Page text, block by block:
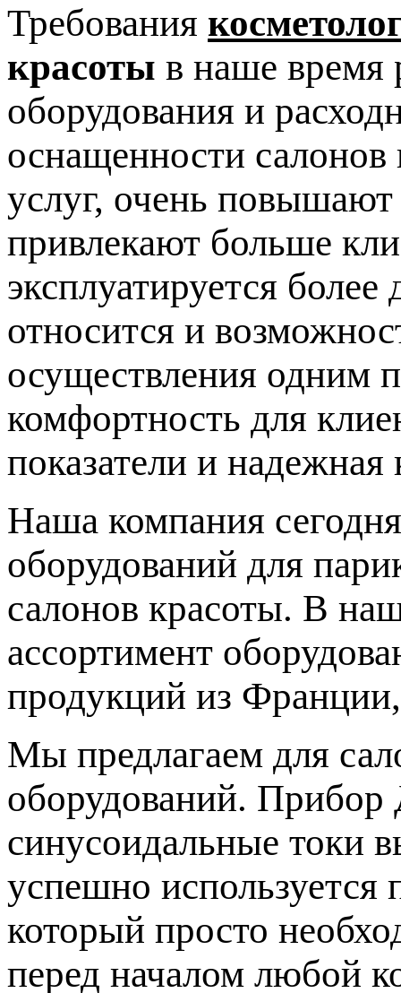
Требования
красоты в наше время
оборудования и
оснащенности салонов
услуг, очень
привлекают больше
эксплуатируется
относится и
осуществления одним
комфортность для
показатели и надежная
Наша компания
оборудований для
салонов красоты. В
ассортимент
продукций из
Мы предлагаем для
оборудований. Прибор
синусоидальные токи
успешно используется
который просто
перед началом любой